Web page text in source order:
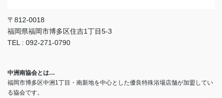
〒812-0018
福岡県福岡市博多区住吉1丁目5-3
TEL : 092-271-0790
中洲南協会とは…
福岡市博多区中洲1丁目・南新地を中心とした優良特殊浴場店舗が加盟してい
る協会です。